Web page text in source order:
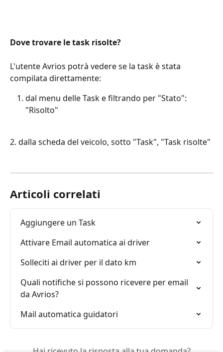
Dove trovare le task risolte?
L'utente Avrios potrà vedere se la task è stata
compilata direttamente:
dal menu delle Task e filtrando per "Stato":
"Risolto"
2. dalla scheda del veicolo, sotto "Task", "Task risolte"
Articoli correlati
Aggiungere un Task
Attivare Email automatica ai driver
Solleciti ai driver per il dato km
Quali notifiche si possono ricevere per email
da Avrios?
Mail automatica guidatori